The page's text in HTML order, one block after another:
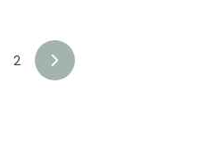
2
V
o